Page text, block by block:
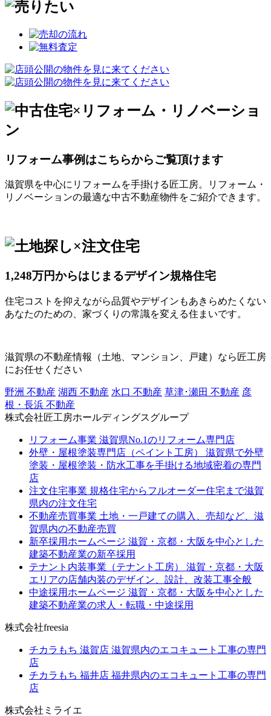
リフォーム事例はこちらからご覧頂けます
滋賀県を中心にリフォームを手掛ける匠工房。リフォーム・
リノベーションの最適な中古不動産物件をご紹介できます。
1,248万円からはじまるデザイン規格住宅
住宅コストを抑えながら品質やデザインもあきらめたくない
あなたのための、家づくりの常識を変える住まいです。
滋賀県の不動産情報（土地、マンション、戸建）なら匠工房
にお任せください
野洲 不動産 湖西 不動産 水口 不動産 草津･瀬田 不動産 彦
根・長浜 不動産
株式会社匠工房ホールディングスグループ
リフォーム事業 滋賀県No.1のリフォーム専門店
外壁・屋根塗装専門店（ペイント工房）
滋賀県で外壁
塗装・屋根塗装・防水工事を手掛ける地域密着の専門
店
注文住宅事業 規格住宅からフルオーダー住宅まで滋賀
県内の注文住宅
不動産売買事業 土地・一戸建ての購入、売却など、滋
賀県内の不動産売買
新卒採用ホームページ 滋賀・京都・大阪を中心とした
建築不動産業の新卒採用
テナント内装事業（テナント工房）
滋賀・京都・大阪
エリアの店舗内装のデザイン、設計、改装工事全般
中途採用ホームページ 滋賀・京都・大阪を中心とした
建築不動産業の求人・転職・中途採用
株式会社freesia
チカラもち 滋賀店 滋賀県内のエコキュート工事の専門
店
チカラもち 福井店 福井県内のエコキュート工事の専門
店
株式会社ミライエ